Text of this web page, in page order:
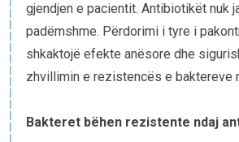
gjendjen e pacientit. Antibiotikët nuk
padëmshme. Përdorimi i tyre i
shkaktojë efekte anësore dhe
zhvillimin e rezistencës e baktereve
Bakteret bëhen rezistente ndaj